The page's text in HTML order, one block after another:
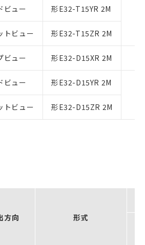
ビュー
形E32-T15YR 2M
トビュー
形E32-T15ZR 2M
ビュー 形E32-D15XR 2M
ビュー 形E32-D15YR 2M
トビュー 形E32-D15ZR 2M
方向 形式